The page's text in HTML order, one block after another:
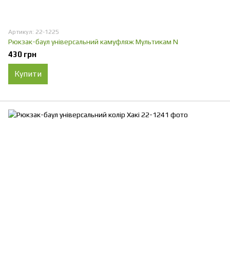
Артикул: 22-1225
Рюкзак-баул універсальний камуфляж Мультикам N
430 грн
Купити